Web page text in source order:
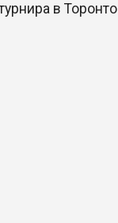
в Торонто